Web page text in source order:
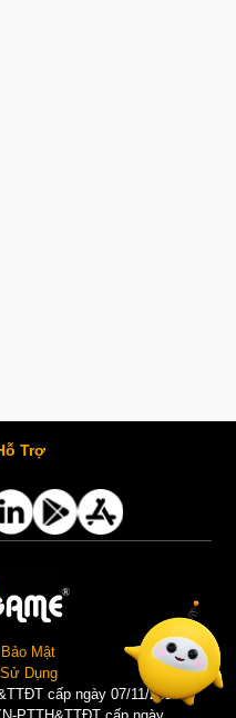
Trợ
Mật
Dụng
cấp ngày 07/11/2025 |